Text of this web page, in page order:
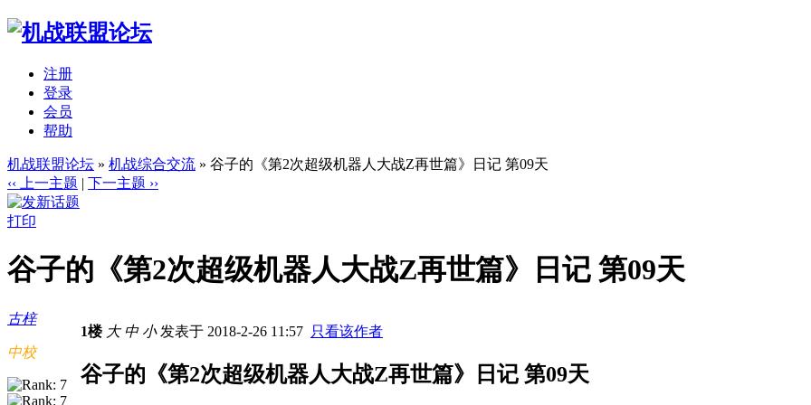
注册
登录
会员
帮助
机战联盟论坛 » 机战综合交流 » 谷子的《第2次超级机器人大战Z再世篇》日记 第09天
‹‹ 上一主题 | 下一主题 ››
打印
谷子的《第2次超级机器人大战Z再世篇》日记 第09天
古梓
中校
1楼 大 中 小发表于 2018-2-26 11:57 只看该作者
谷子的《第2次超级机器人大战Z再世篇》日记 第09天